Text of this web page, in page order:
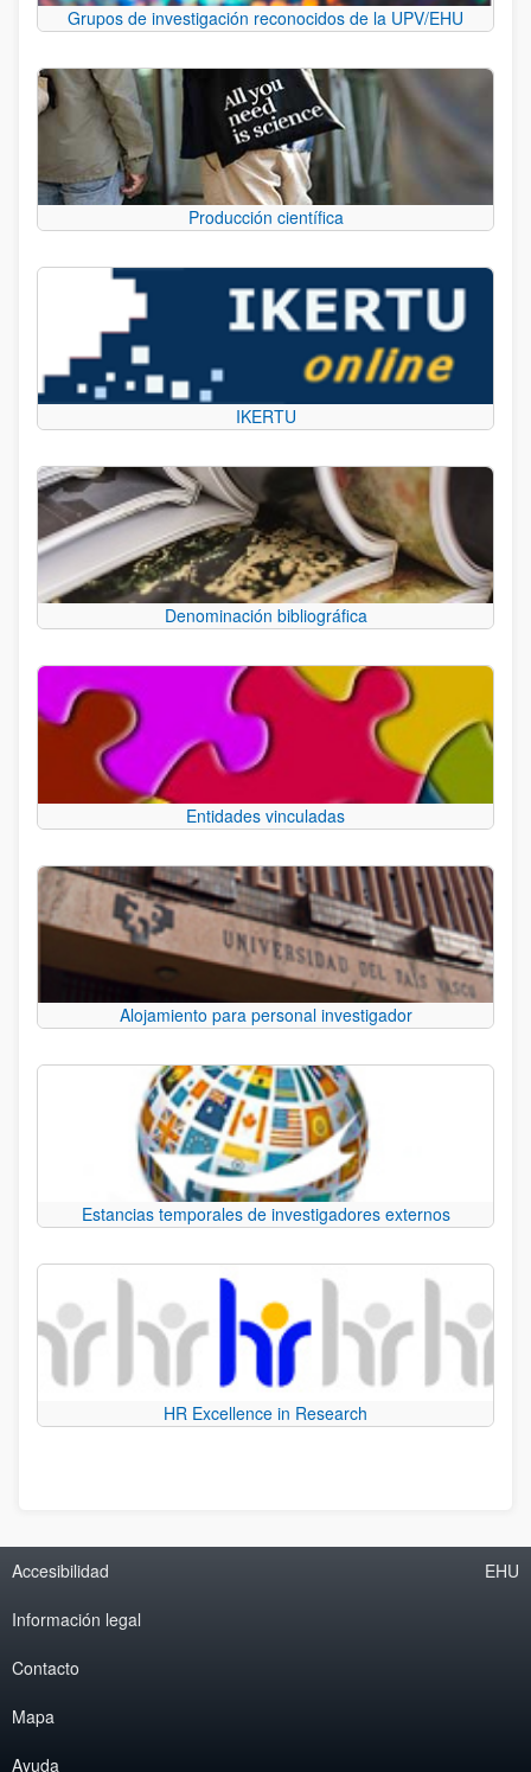
Grupos de investigación reconocidos de la UPV/EHU
Producción científica
IKERTU
Denominación bibliográfica
Entidades vinculadas
Alojamiento para personal investigador
Estancias temporales de investigadores externos
HR Excellence in Research
Accesibilidad
Información legal
Contacto
Mapa
Ayuda
EHU